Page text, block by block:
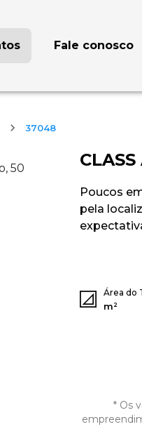
Fale conosco
37048
50
Poucos
pela
Área do
m²
* Os